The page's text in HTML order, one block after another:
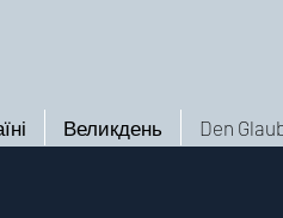
Den
Великдень